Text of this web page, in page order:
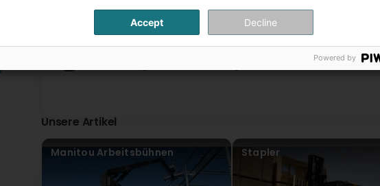
Unsere Artikel
Manitou Arbeitsbühnen Stapler
Accept Decline
Powered by